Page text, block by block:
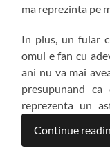
ma reprezinta pe
In plus, un fular
omul e fan cu
ani nu va mai
presupunand
reprezenta un
Continue